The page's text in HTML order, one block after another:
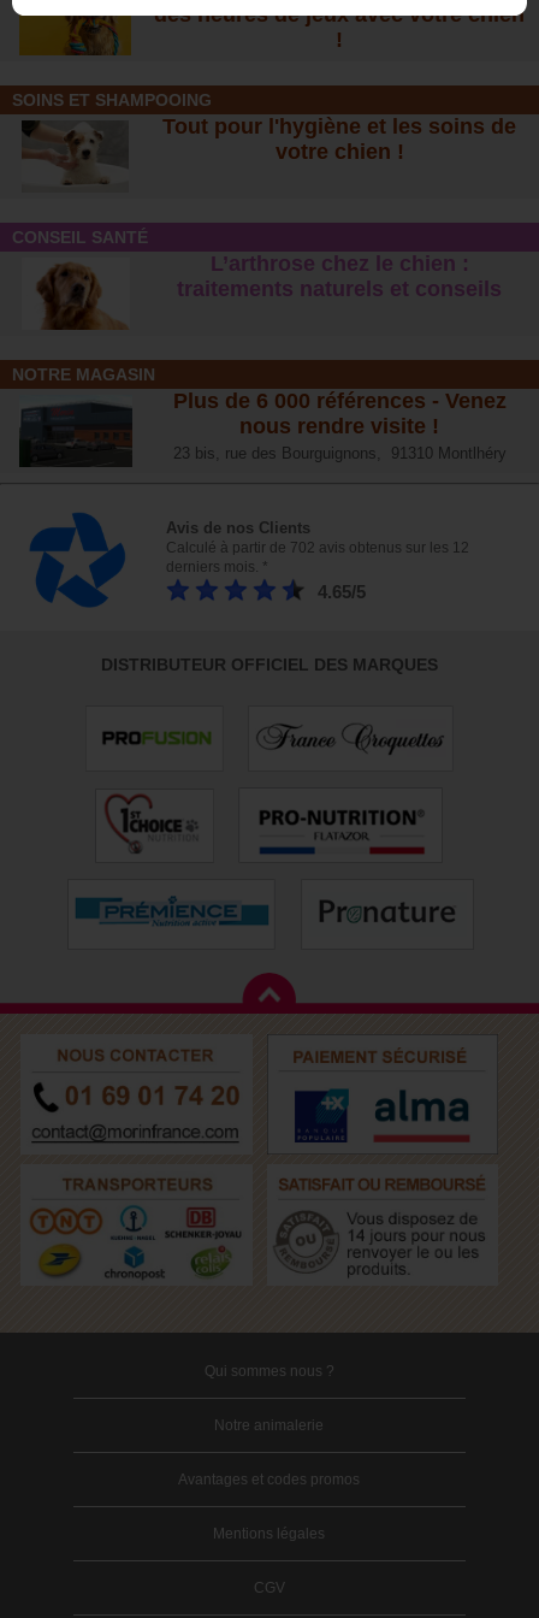
des heures de jeux avec votre chien
!
SOINS ET SHAMPOOING
Tout pour l'hygiène et les soins de
votre chien !
CONSEIL SANTÉ
L’arthrose chez le chien :
traitements naturels et conseils
NOTRE MAGASIN
Plus de 6 000 références - Venez
nous rendre visite !
23 bis, rue des Bourguignons, 91310 Montlhéry
Avis de nos Clients
Calculé à partir de 702 avis obtenus sur les 12
derniers mois. *
4.65/5
DISTRIBUTEUR OFFICIEL DES MARQUES
Qui sommes nous ?
Notre animalerie
Avantages et codes promos
Mentions légales
CGV